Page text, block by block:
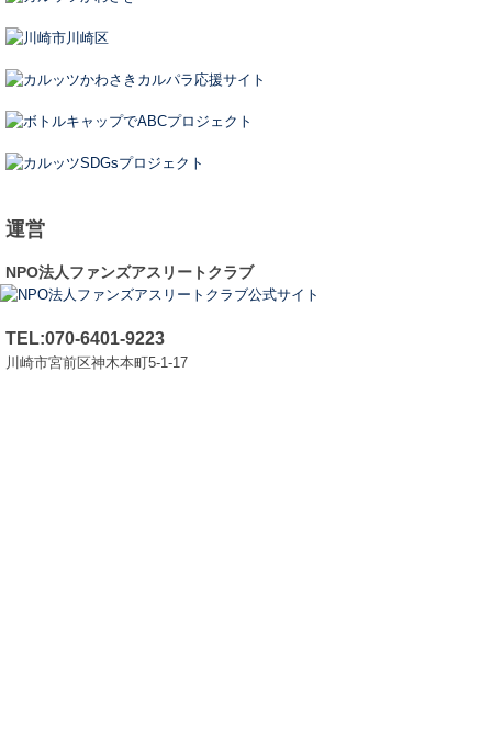
運営
NPO法人ファンズアスリートクラブ
TEL:070-6401-9223
川崎市宮前区神木本町5-1-17